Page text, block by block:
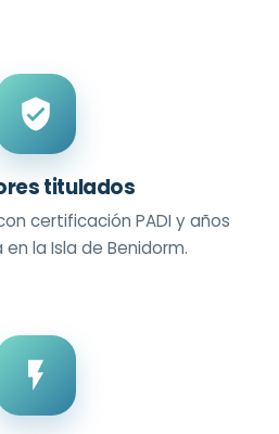
titulados
certificación PADI y años
la Isla de Benidorm.